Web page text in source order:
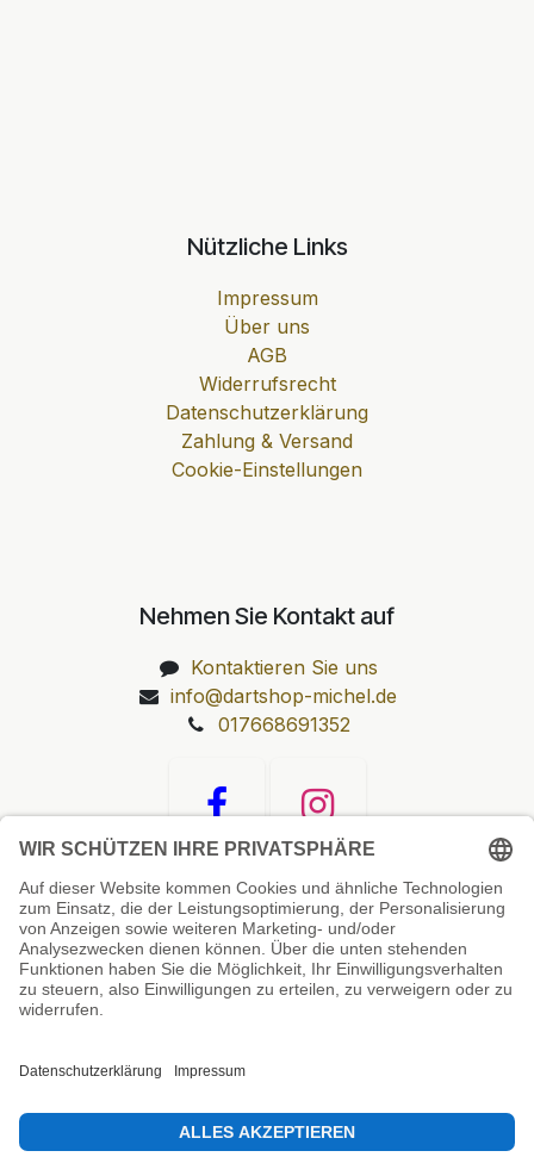
Nützliche Links
Impressum
Über uns
AGB
Widerrufsrecht
Datenschutzerklärung
Zahlung & Versand
Cookie-Einstellungen
Nehmen Sie Kontakt auf
Kontaktieren Sie uns
info@dartshop-michel.de
017668691352
Unsere Prüfsiegel